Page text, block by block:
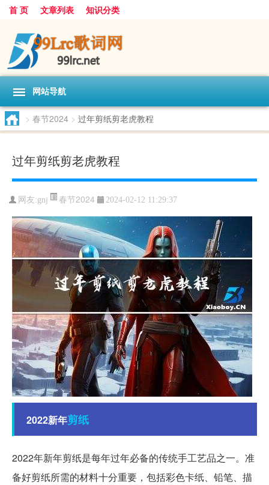
首 页 文章列表 知识分类
网站导航
> 春节2024 > 过年剪纸剪老虎教程
过年剪纸剪老虎教程
网友:gnj 春节2024 2024-02-12 11:29:37
2022新年剪纸
2022年新年剪纸是每年过年必备的传统手工艺品之一。准
备好剪纸所需的材料十分重要，包括彩色卡纸、铅笔、描